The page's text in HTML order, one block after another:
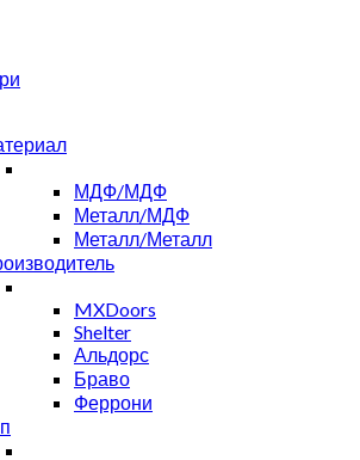
МДФ/МДФ
Металл/МДФ
Металл/Металл
MXDoors
Shelter
Альдорс
Браво
Феррони